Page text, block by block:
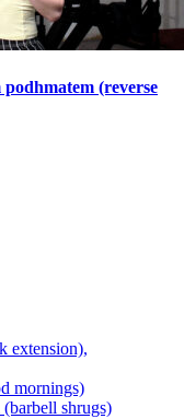
(reverse
extension),
mornings)
shrugs)